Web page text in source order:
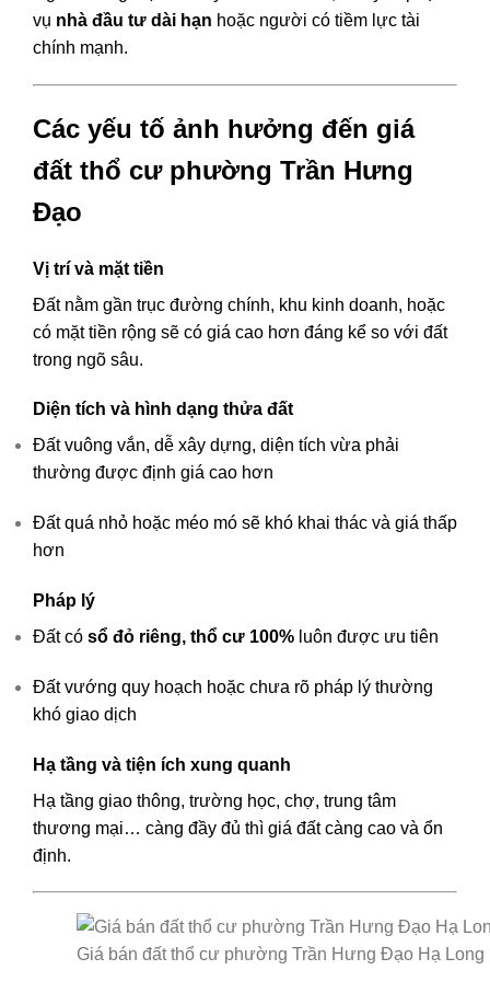
vụ nhà đầu tư dài hạn hoặc người có tiềm lực tài
chính mạnh.
Các yếu tố ảnh hưởng đến giá
đất thổ cư phường Trần Hưng
Đạo
Vị trí và mặt tiền
Đất nằm gần trục đường chính, khu kinh doanh, hoặc
có mặt tiền rộng sẽ có giá cao hơn đáng kể so với đất
trong ngõ sâu.
Diện tích và hình dạng thửa đất
Đất vuông vắn, dễ xây dựng, diện tích vừa phải
thường được định giá cao hơn
Đất quá nhỏ hoặc méo mó sẽ khó khai thác và giá thấp
hơn
Pháp lý
Đất có sổ đỏ riêng, thổ cư 100% luôn được ưu tiên
Đất vướng quy hoạch hoặc chưa rõ pháp lý thường
khó giao dịch
Hạ tầng và tiện ích xung quanh
Hạ tầng giao thông, trường học, chợ, trung tâm
thương mại… càng đầy đủ thì giá đất càng cao và ổn
định.
Giá bán đất thổ cư phường Trần Hưng Đạo Hạ